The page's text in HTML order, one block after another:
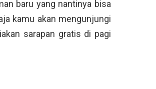
baru yang nantinya bisa
kamu akan mengunjungi
sarapan gratis di pagi